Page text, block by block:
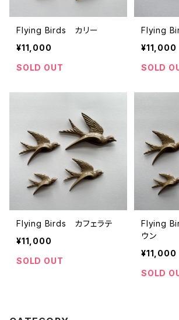
Flying Birds カリー
¥11,000
SOLD OUT
Flying
¥11,000
SOLD
Flying Birds カフェラテ
¥11,000
SOLD OUT
Flying
ウン
¥11,000
SOLD